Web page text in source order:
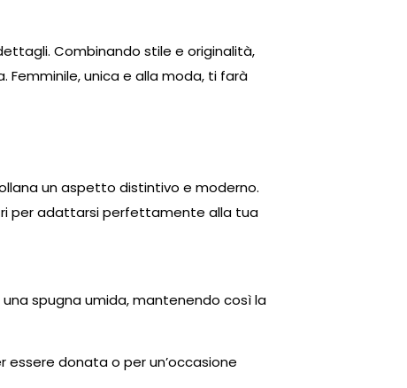
Combinando stile e originalità,
unica e alla moda, ti farà
un aspetto distintivo e moderno.
per adattarsi perfettamente alla tua
spugna umida, mantenendo così la
essere donata o per un’occasione